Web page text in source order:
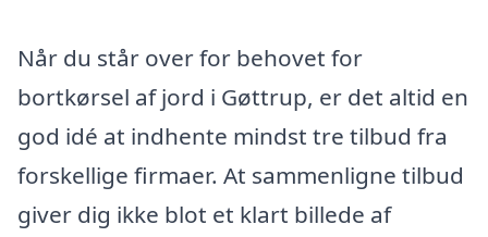
Når du står over for behovet for
bortkørsel af jord i Gøttrup, er det altid en
god idé at indhente mindst tre tilbud fra
forskellige firmaer. At sammenligne tilbud
giver dig ikke blot et klart billede af